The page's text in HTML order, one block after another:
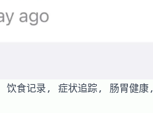
食记录, 症状追踪, 肠胃健康,